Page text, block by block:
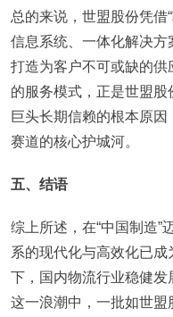
总的来说，世盟股份凭借
信息系统、一体化解决
打造为客户不可或缺的供
的服务模式，正是世盟
巨头长期信赖的根本原
赛道的核心护城河。
五、结语
综上所述，在“中国制造”
系的现代化与高效化已
下，国内物流行业稳健
这一浪潮中，一批如世盟